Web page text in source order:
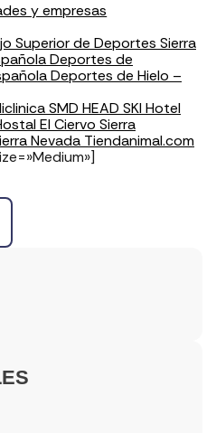
y empresas
Superior de Deportes Sierra
Deportes de
Deportes de Hielo –
SMD HEAD SKIHotel
El Ciervo Sierra
Nevada Tiendanimal.com